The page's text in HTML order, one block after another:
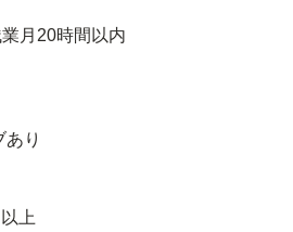
月20時間以内
り
上